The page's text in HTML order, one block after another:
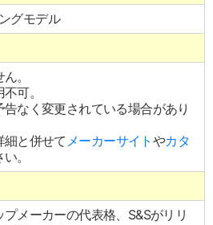
グモデル
。
可。
なく変更されている場合があり
と併せて メーカーサイト やカタ
。
メーカーの代表格、S&Sがリリ